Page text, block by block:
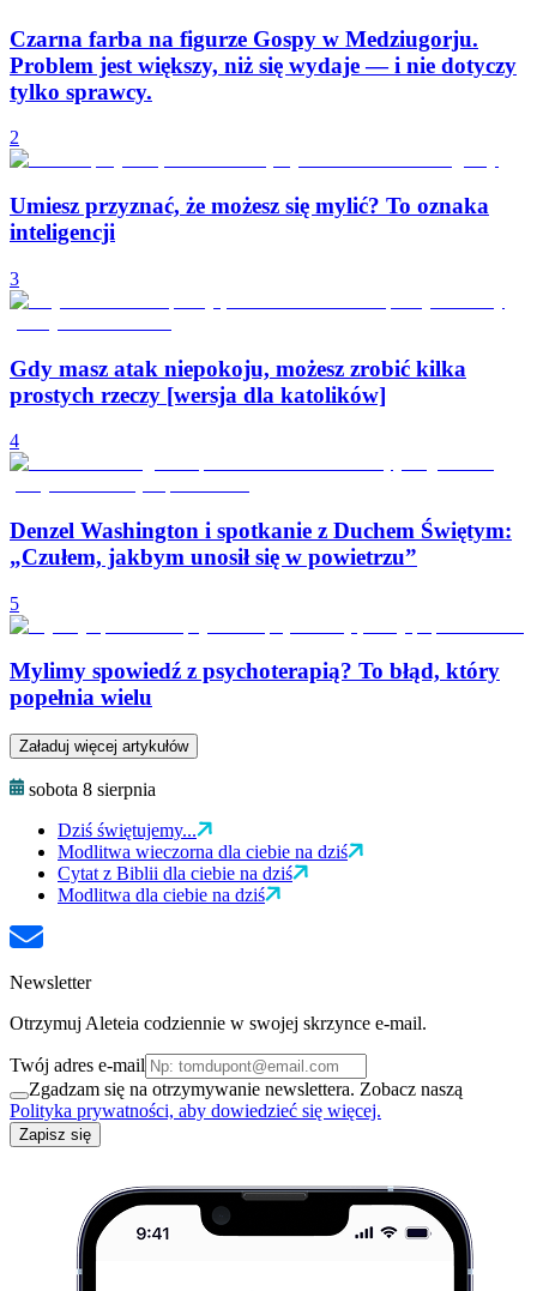
Czarna farba na figurze Gospy w Medziugorju.
Problem jest większy, niż się wydaje — i nie dotyczy
tylko sprawcy.
2
Umiesz przyznać, że możesz się mylić? To oznaka
inteligencji
3
Gdy masz atak niepokoju, możesz zrobić kilka
prostych rzeczy [wersja dla katolików]
4
Denzel Washington i spotkanie z Duchem Świętym:
„Czułem, jakbym unosił się w powietrzu”
5
Mylimy spowiedź z psychoterapią? To błąd, który
popełnia wielu
Załaduj więcej artykułów
sobota 8 sierpnia
Dziś świętujemy...
Modlitwa wieczorna dla ciebie na dziś
Cytat z Biblii dla ciebie na dziś
Modlitwa dla ciebie na dziś
Newsletter
Otrzymuj Aleteia codziennie w swojej skrzynce e-mail.
Twój adres e-mail
Zgadzam się na otrzymywanie newslettera. Zobacz naszą
Polityka prywatności, aby dowiedzieć się więcej.
Zapisz się